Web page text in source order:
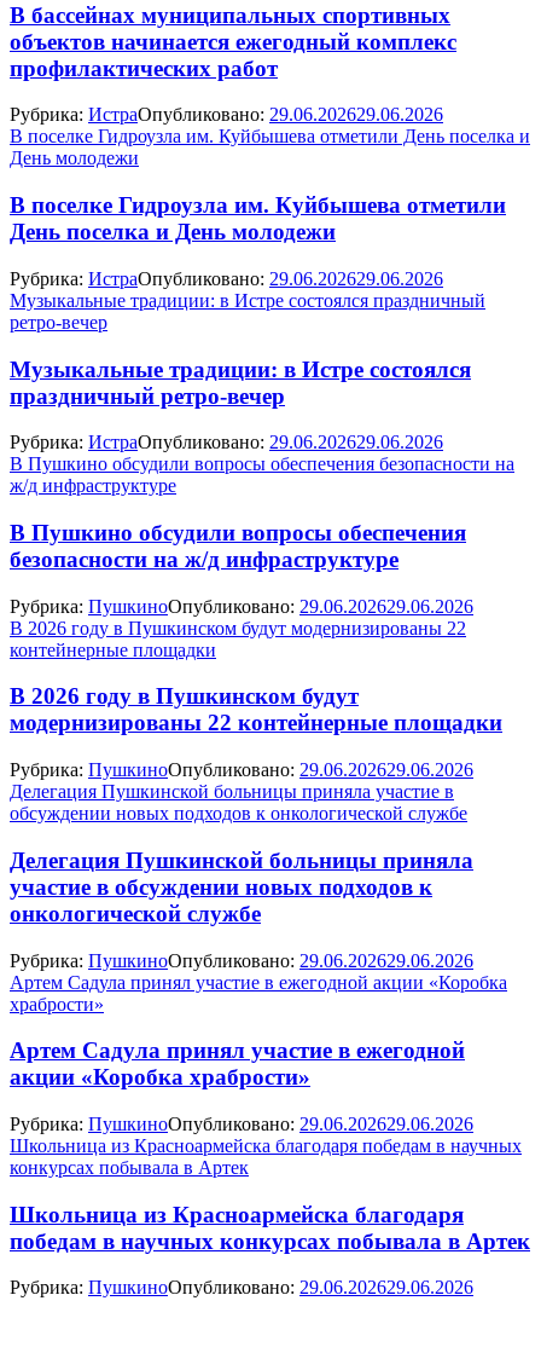
В бассейнах муниципальных спортивных
объектов начинается ежегодный комплекс
профилактических работ
Рубрика: ИстраОпубликовано: 29.06.202629.06.2026
В поселке Гидроузла им. Куйбышева отметили День поселка и
День молодежи
В поселке Гидроузла им. Куйбышева отметили
День поселка и День молодежи
Рубрика: ИстраОпубликовано: 29.06.202629.06.2026
Музыкальные традиции: в Истре состоялся праздничный
ретро‑вечер
Музыкальные традиции: в Истре состоялся
праздничный ретро‑вечер
Рубрика: ИстраОпубликовано: 29.06.202629.06.2026
В Пушкино обсудили вопросы обеспечения безопасности на
ж/д инфраструктуре
В Пушкино обсудили вопросы обеспечения
безопасности на ж/д инфраструктуре
Рубрика: ПушкиноОпубликовано: 29.06.202629.06.2026
В 2026 году в Пушкинском будут модернизированы 22
контейнерные площадки
В 2026 году в Пушкинском будут
модернизированы 22 контейнерные площадки
Рубрика: ПушкиноОпубликовано: 29.06.202629.06.2026
Делегация Пушкинской больницы приняла участие в
обсуждении новых подходов к онкологической службе
Делегация Пушкинской больницы приняла
участие в обсуждении новых подходов к
онкологической службе
Рубрика: ПушкиноОпубликовано: 29.06.202629.06.2026
Артем Садула принял участие в ежегодной акции «Коробка
храбрости»
Артем Садула принял участие в ежегодной
акции «Коробка храбрости»
Рубрика: ПушкиноОпубликовано: 29.06.202629.06.2026
Школьница из Красноармейска благодаря победам в научных
конкурсах побывала в Артек
Школьница из Красноармейска благодаря
победам в научных конкурсах побывала в Артек
Рубрика: ПушкиноОпубликовано: 29.06.202629.06.2026